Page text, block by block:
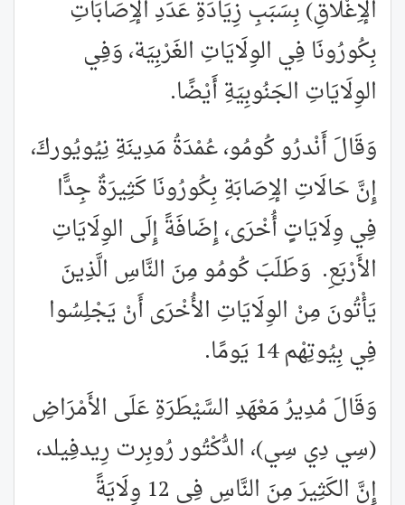
الإِغْلَاقِ) بِسَبَبِ زِيَادَةِ عَدَدِ الإِصَابَاتِ
بِكُورُونَا فِي الوِلَايَاتِ الغَرْبِيَة، وَفِي
الوِلَايَاتِ الجَنُوبِيَةِ أَيْضًا.
وَقَالَ أَنْدرُو كُومُو، عُمْدَةُ مَدِينَةِ نِيُويُوركَ،
إِنَّ حَالَاتِ الإِصَابَةِ بِكُورُونَا كَثِيرَةٌ جِدًّا
فِي وِلَايَاتٍ أُخْرَى، إِضَافَةً إِلَى الوِلَايَاتِ
الأَرْبَعِ. وَطَلَبَ كُومُو مِنَ النَّاسِ الَّذِينَ
يَأْتُونَ مِنْ الوِلَايَاتِ الأُخْرَى أَنْ يَجْلِسُوا
فِي بِيُوتِهْم 14 يَومًا.
وَقَالَ مُدِيرُ مَعْهَدِ السَّيْطَرَةِ عَلَى الأَمْرَاضِ
(سِي دِي سِي)، الدُّكْتُور رُوبِرت رِيدفِيلد،
إِنَّ الكَثِيرَ مِنَ النَّاسِ فِي 12 وِلَايَةً